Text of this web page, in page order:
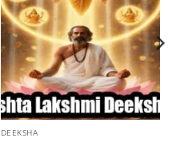
DEEKSHA